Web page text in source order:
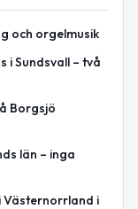
och orgelmusik
i Sundsvall – två
Borgsjö
län – inga
Västernorrland i